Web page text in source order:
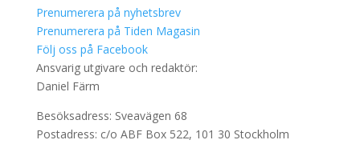
Prenumerera på nyhetsbrev
Prenumerera på Tiden Magasin
Följ oss på Facebook
Ansvarig utgivare och redaktör:
Daniel Färm
Besöksadress: Sveavägen 68
Postadress: c/o ABF Box 522, 101 30 Stockholm